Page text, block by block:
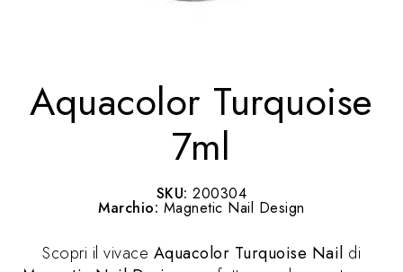
Aquacolor Turquoise
7ml
SKU: 200304
Marchio: Magnetic Nail Design
Scopri il vivace Aquacolor Turquoise Nail di